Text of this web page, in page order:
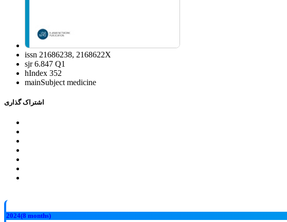
issn 21686238, 2168622X
sjr6.847 Q1
hIndex 352
mainSubject medicine
اشتراک گذاری
2024(8 months)